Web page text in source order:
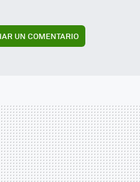
UN COMENTARIO